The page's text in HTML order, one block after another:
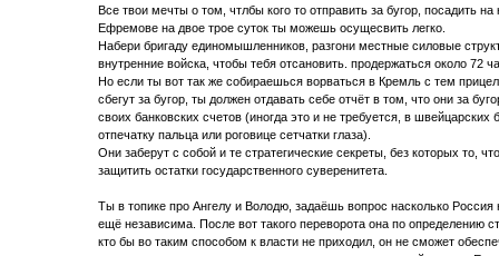
Все твои мечты о том, чтлбы кого то отправить за бугор, посадить
Ефремове на двое трое суток ты можешь осущесвить легко.
Набери бригаду единомышленников, разгони местные силовые
внутренние войска, чтобы тебя отсановить. продержаться около 72
Но если ты вот так же собираешься ворваться в Кремль с тем
сбегут за бугор, ты должен отдавать себе отчёт в том, что они за
своих банковских счетов (иногда это и не требуется, в
отпечатку пальца или роговице сетчатки глаза).
Они заберут с собой и те стратегические секреты, без которых то,
защитить остатки государственного суверенитета.
Ты в топике про Ангелу и Володю, задаёшь вопрос насколько Россия
ещё независима. После вот такого переворота она по определению
кто бы во таким способом к власти не приходил, он не сможет